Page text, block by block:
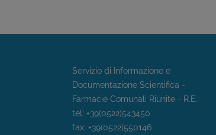
Servizio di Informazione e
Documentazione Scientifica -
Farmacie Comunali Riunite - R.E.
tel: +39(0522)543450
fax: +39(0522)550146